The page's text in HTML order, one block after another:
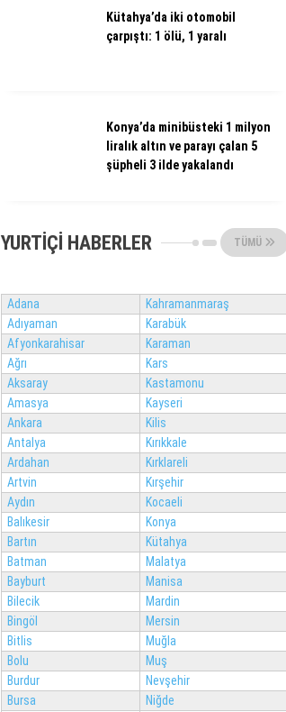
Kütahya’da iki otomobil
çarpıştı: 1 ölü, 1 yaralı
Konya’da minibüsteki 1 milyon
liralık altın ve parayı çalan 5
şüpheli 3 ilde yakalandı
YURTIÇI HABERLER TÜMÜ
Adana
Kahramanmaraş
Adıyaman
Karabük
Afyonkarahisar
Karaman
Ağrı
Kars
Aksaray
Kastamonu
Amasya
Kayseri
Ankara
Kilis
Antalya
Kırıkkale
Ardahan
Kırklareli
Artvin
Kırşehir
Aydın
Kocaeli
Balıkesir
Konya
Bartın
Kütahya
Batman
Malatya
Bayburt
Manisa
Bilecik
Mardin
Bingöl
Mersin
Bitlis
Muğla
Bolu
Muş
Burdur
Nevşehir
Bursa
Niğde